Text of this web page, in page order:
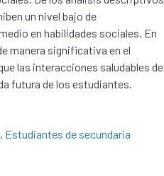
un nivel bajo de
en habilidades sociales. En
manera significativa en el
las interacciones saludables de
futura de los estudiantes.
, Estudiantes de secundaria